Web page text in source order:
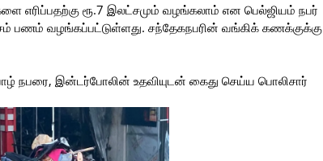
எரிப்பதற்கு ரூ.7 இலட்சமும் வழங்கலாம் என பெல்ஜியம் நபர்
பணம் வழங்கப்பட்டுள்ளது. சந்தேகநபரின் வங்கிக் கணக்குக்கு
நபரை, இன்டர்போலின் உதவியுடன் கைது செய்ய பொலிசார்